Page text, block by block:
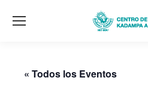
« Todos los Eventos